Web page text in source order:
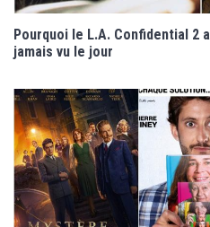
Pourquoi le L.A. Confidential 2
jamais vu le jour